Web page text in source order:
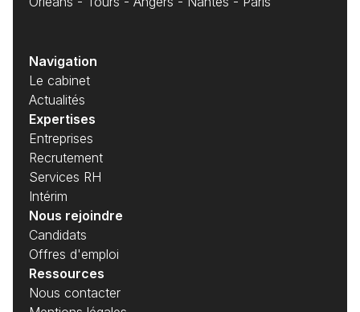
Navigation
Le cabinet
Actualités
Expertises
Entreprises
Recrutement
Services RH
Intérim
Nous rejoindre
Candidats
Offres d'emploi
Ressources
Nous contacter